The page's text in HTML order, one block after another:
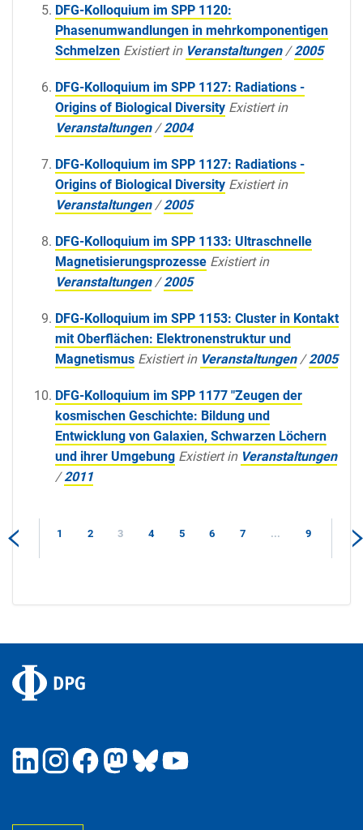
DFG-Kolloquium im SPP 1120:
Phasenumwandlungen in mehrkomponentigen
Schmelzen Existiert in Veranstaltungen /2005
DFG-Kolloquium im SPP 1127: Radiations -
Origins of Biological Diversity Existiert in
Veranstaltungen /2004
DFG-Kolloquium im SPP 1127: Radiations -
Origins of Biological Diversity Existiert in
Veranstaltungen /2005
DFG-Kolloquium im SPP 1133: Ultraschnelle
Magnetisierungsprozesse Existiert in
Veranstaltungen /2005
DFG-Kolloquium im SPP 1153: Cluster in Kontakt
mit Oberflächen: Elektronenstruktur und
Magnetismus Existiert in Veranstaltungen /2005
DFG-Kolloquium im SPP 1177 "Zeugen der
kosmischen Geschichte: Bildung und
Entwicklung von Galaxien, Schwarzen Löchern
und ihrer Umgebung Existiert in Veranstaltungen
/2011
1 2 3 4 5 6 7 ... 9